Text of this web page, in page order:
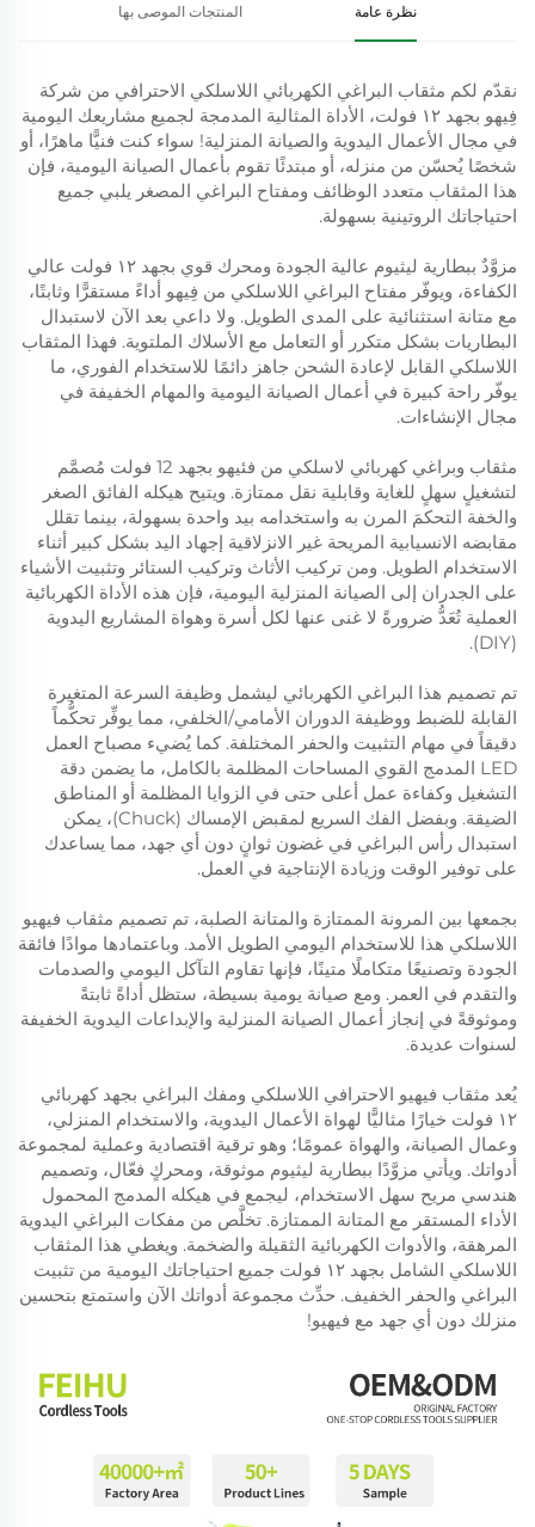
نظرة عامة المنتجات الموصى بها
نقدّم لكم مثقاب البراغي الكهربائي اللاسلكي الاحترافي من شركة
فِيهو بجهد ١٢ فولت، الأداة المثالية المدمجة لجميع مشاريعك اليومية
في مجال الأعمال اليدوية والصيانة المنزلية! سواء كنت فنيًّا ماهرًا، أو
شخصًا يُحسّن من منزله، أو مبتدئًا تقوم بأعمال الصيانة اليومية، فإن
هذا المثقاب متعدد الوظائف ومفتاح البراغي المصغر يلبي جميع
احتياجاتك الروتينية بسهولة.
مزوَّدٌ ببطارية ليثيوم عالية الجودة ومحرك قوي بجهد ١٢ فولت عالي
الكفاءة، ويوفّر مفتاح البراغي اللاسلكي من فِيهو أداءً مستقرًّا وثابتًا،
مع متانة استثنائية على المدى الطويل. ولا داعي بعد الآن لاستبدال
البطاريات بشكل متكرر أو التعامل مع الأسلاك الملتوية. فهذا المثقاب
اللاسلكي القابل لإعادة الشحن جاهز دائمًا للاستخدام الفوري، ما
يوفّر راحة كبيرة في أعمال الصيانة اليومية والمهام الخفيفة في
مجال الإنشاءات.
مثقاب وبراغي كهربائي لاسلكي من فئيهو بجهد 12 فولت مُصمَّم
لتشغيلٍ سهلٍ للغاية وقابلية نقل ممتازة. ويتيح هيكله الفائق الصغر
والخفة التحكمَ المرن به واستخدامه بيد واحدة بسهولة، بينما تقلل
مقابضه الانسيابية المريحة غير الانزلاقية إجهاد اليد بشكل كبير أثناء
الاستخدام الطويل. ومن تركيب الأثاث وتركيب الستائر وتثبيت الأشياء
على الجدران إلى الصيانة المنزلية اليومية، فإن هذه الأداة الكهربائية
العملية تُعَدُّ ضرورةً لا غنى عنها لكل أسرة وهواة المشاريع اليدوية
(DIY).
تم تصميم هذا البراغي الكهربائي ليشمل وظيفة السرعة المتغيرة
القابلة للضبط ووظيفة الدوران الأمامي/الخلفي، مما يوفِّر تحكُّماً
دقيقاً في مهام التثبيت والحفر المختلفة. كما يُضيء مصباح العمل
LED المدمج القوي المساحات المظلمة بالكامل، ما يضمن دقة
التشغيل وكفاءة عمل أعلى حتى في الزوايا المظلمة أو المناطق
الضيقة. وبفضل الفك السريع لمقبض الإمساك (Chuck)، يمكن
استبدال رأس البراغي في غضون ثوانٍ دون أي جهد، مما يساعدك
على توفير الوقت وزيادة الإنتاجية في العمل.
بجمعها بين المرونة الممتازة والمتانة الصلبة، تم تصميم مثقاب فيهيو
اللاسلكي هذا للاستخدام اليومي الطويل الأمد. وباعتمادها موادًا فائقة
الجودة وتصنيعًا متكاملًا متينًا، فإنها تقاوم التآكل اليومي والصدمات
والتقدم في العمر. ومع صيانة يومية بسيطة، ستظل أداةً ثابتةً
وموثوقةً في إنجاز أعمال الصيانة المنزلية والإبداعات اليدوية الخفيفة
لسنوات عديدة.
يُعد مثقاب فيهيو الاحترافي اللاسلكي ومفك البراغي بجهد كهربائي
١٢ فولت خيارًا مثاليًّا لهواة الأعمال اليدوية، والاستخدام المنزلي،
وعمال الصيانة، والهواة عمومًا؛ وهو ترقية اقتصادية وعملية لمجموعة
أدواتك. ويأتي مزوَّدًا ببطارية ليثيوم موثوقة، ومحركٍ فعّال، وتصميم
هندسي مريح سهل الاستخدام، ليجمع في هيكله المدمج المحمول
الأداء المستقر مع المتانة الممتازة. تخلَّص من مفكات البراغي اليدوية
المرهقة، والأدوات الكهربائية الثقيلة والضخمة. ويغطي هذا المثقاب
اللاسلكي الشامل بجهد ١٢ فولت جميع احتياجاتك اليومية من تثبيت
البراغي والحفر الخفيف. حدِّث مجموعة أدواتك الآن واستمتع بتحسين
منزلك دون أي جهد مع فيهيو!